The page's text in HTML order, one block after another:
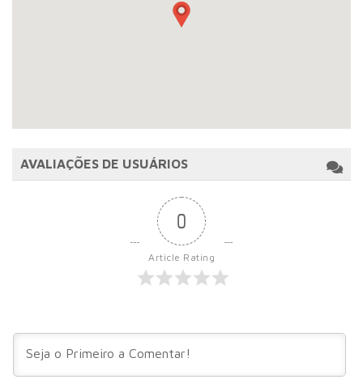
AVALIAÇÕES DE USUÁRIOS
0
Article Rating